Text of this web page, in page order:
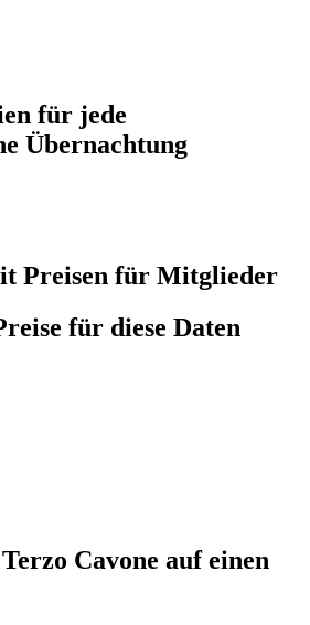
für jede
Übernachtung
Preisen für Mitglieder
für diese Daten
Cavone auf einen